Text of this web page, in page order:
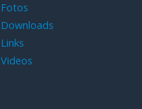
Fotos
Downloads
Links
Videos